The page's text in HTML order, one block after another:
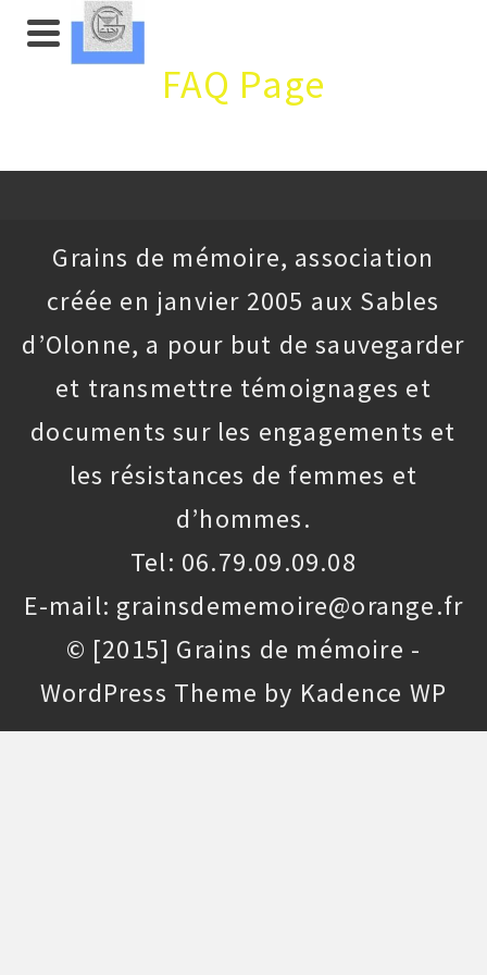
FAQ Page
Grains de mémoire, association
créée en janvier 2005 aux Sables
d’Olonne, a pour but de sauvegarder
et transmettre témoignages et
documents sur les engagements et
les résistances de femmes et
d’hommes.
Tel: 06.79.09.09.08
E-mail: grainsdememoire@orange.fr
© [2015] Grains de mémoire -
WordPress Theme by Kadence WP